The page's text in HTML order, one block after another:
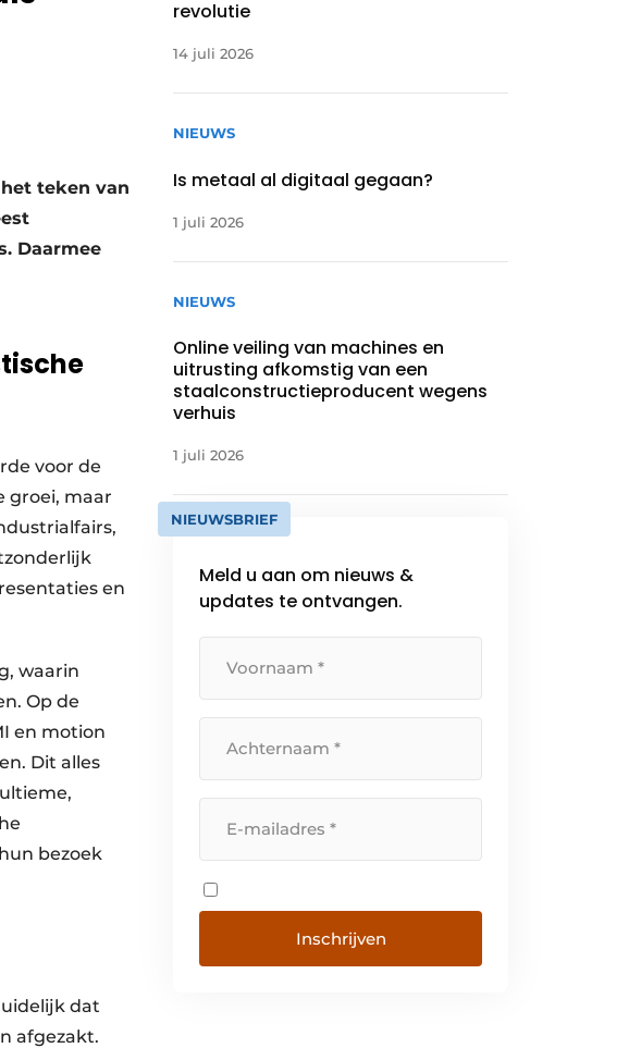
teken van
Daarmee
voor de
groei, maar
en
waarin
Op de
en motion
Dit alles
bezoek
dat
afgezakt.
revolutie
14 juli 2026
NIEUWS
Is metaal al digitaal gegaan?
1 juli 2026
NIEUWS
Online veiling van machines en
uitrusting afkomstig van een
staalconstructieproducent wegens
verhuis
1 juli 2026
NIEUWSBRIEF
Meld u aan om nieuws &
updates te ontvangen.